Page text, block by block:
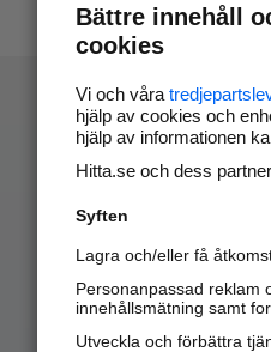
Bättre innehåll
cookies
Vi och våra
hjälp av cookies och
hjälp av informationen
Hitta.se och dess
Syften
Lagra och/eller få
Personanpassad reklam
innehållsmätning samt
Utveckla och förbättra